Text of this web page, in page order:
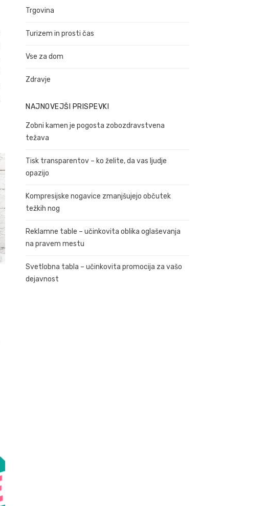
Trgovina
Turizem in prosti čas
Vse za dom
Zdravje
NAJNOVEJŠI PRISPEVKI
Zobni kamen je pogosta zobozdravstvena
težava
Tisk transparentov – ko želite, da vas ljudje
opazijo
Kompresijske nogavice zmanjšujejo občutek
težkih nog
Reklamne table – učinkovita oblika oglaševanja
na pravem mestu
Svetlobna tabla – učinkovita promocija za vašo
dejavnost